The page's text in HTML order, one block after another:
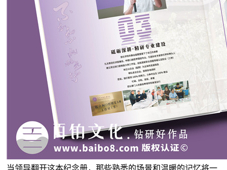
当领导翻开这本纪念册，那些熟悉的场景和温暖的记忆将一